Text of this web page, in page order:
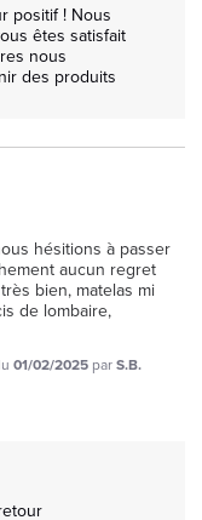
positif ! Nous
êtes satisfait
nous
des produits
hésitions à passer
aucun regret
bien, matelas mi
de lombaire,
01/02/2025 parS.B.